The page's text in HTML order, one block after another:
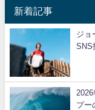
新着記事
ジョ
SNS
プー